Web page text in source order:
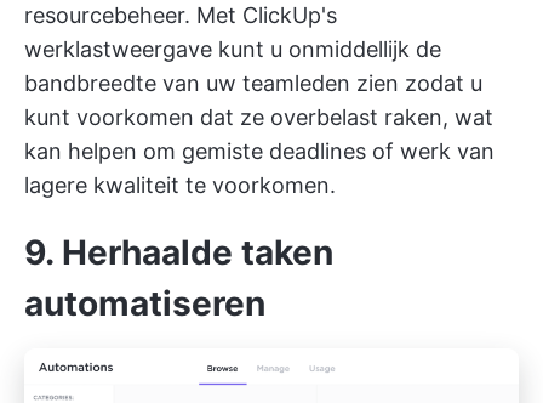
resourcebeheer. Met ClickUp's
werklastweergave kunt u onmiddellijk de
bandbreedte van uw teamleden zien zodat u
kunt voorkomen dat ze overbelast raken, wat
kan helpen om gemiste deadlines of werk van
lagere kwaliteit te voorkomen.
9. Herhaalde taken
automatiseren